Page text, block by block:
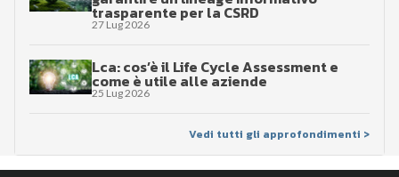
trasparente per la CSRD
27 Lug 2026
Lca: cos’è il Life Cycle Assessment e
come è utile alle aziende
25 Lug 2026
Vedi tutti gli approfondimenti >